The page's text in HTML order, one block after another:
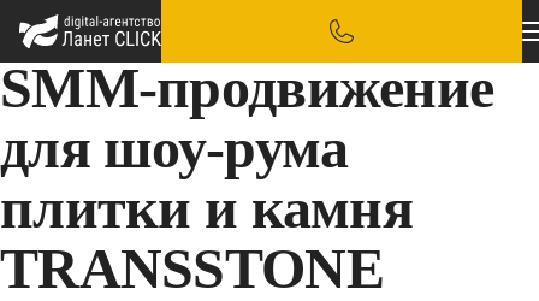
SMM-продвижение
для шоу-рума
плитки и камня
TRANSSTONE